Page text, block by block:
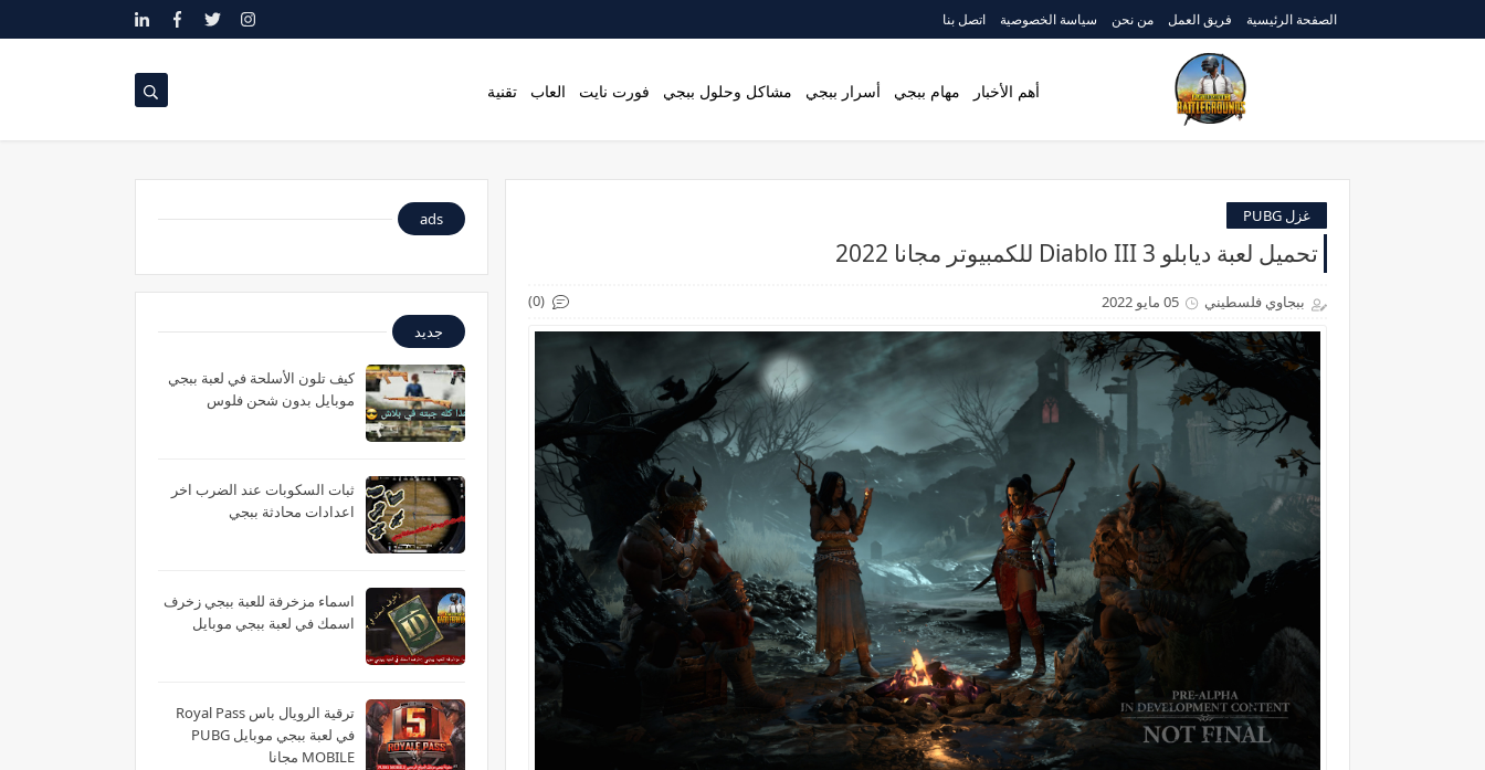
الصفحة الرئيسية فريق العمل من نحن سياسة الخصوصية اتصل بنا
أهم الأخبار مهام ببجي أسرار ببجي مشاكل وحلول ببجي فورت نايت العاب تقنية
غزل PUBG
تحميل لعبة ديابلو 3 Diablo III للكمبيوتر مجانا 2022
ببجاوي فلسطيني 05 مايو 2022 (0)
ads
جديد
كيف تلون الأسلحة في لعبة ببجي
موبايل بدون شحن فلوس
ثبات السكوبات عند الضرب اخر
اعدادات محادثة ببجي
اسماء مزخرفة للعبة ببجي زخرف
اسمك في لعبة ببجي موبايل
ترقية الرويال باس Royal Pass
في لعبة ببجي موبايل PUBG
MOBILE مجانا